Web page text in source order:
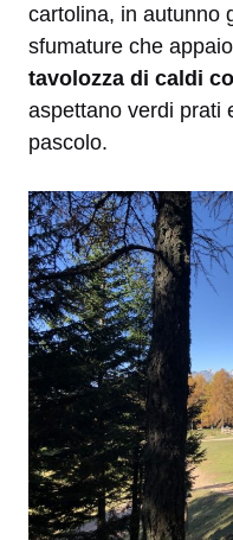
cartolina, in autunno
sfumature che
tavolozza di caldi
aspettano verdi prati
pascolo.